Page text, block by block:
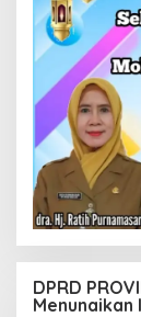
DPRD
Menunaikan